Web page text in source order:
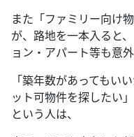
また「ファミリー向け
が、路地を一本入ると
ョン・アパート等も意
「築年数があってもい
ット可物件を探したい
という人は、